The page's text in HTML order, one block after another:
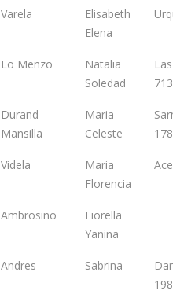
Varela
Elisabeth
Elena
Lo Menzo
Natalia
Soledad
713
Durand
Mansilla
Maria
Celeste
Videla
Maria
Florencia
Ambrosino
Fiorella
Yanina
Andres Sabrina